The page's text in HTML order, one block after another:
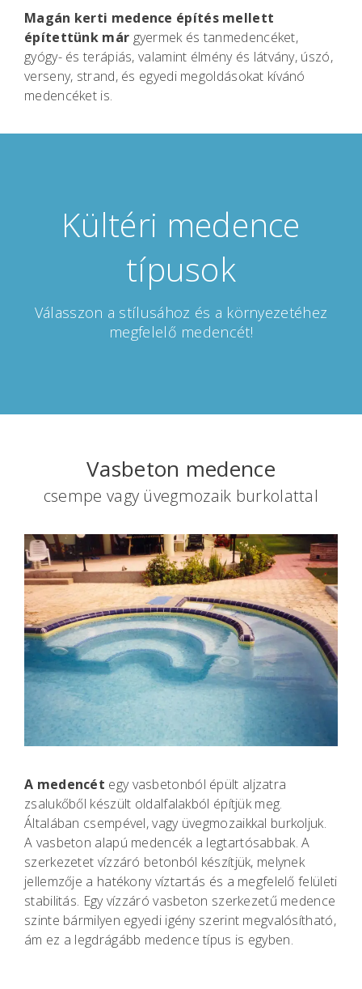
Magán kerti medence építés mellett
építettünk már gyermek és tanmedencéket,
gyógy- és terápiás, valamint élmény és látvány, úszó,
verseny, strand, és egyedi megoldásokat kívánó
medencéket is.
Kültéri medence
típusok
Válasszon a stílusához és a környezetéhez
megfelelő medencét!
Vasbeton medence
csempe vagy üvegmozaik burkolattal
A medencét egy vasbetonból épült aljzatra
zsalukőből készült oldalfalakból építjük meg.
Általában csempével, vagy üvegmozaikkal burkoljuk.
A vasbeton alapú medencék a legtartósabbak. A
szerkezetet vízzáró betonból készítjük, melynek
jellemzője a hatékony víztartás és a megfelelő felületi
stabilitás. Egy vízzáró vasbeton szerkezetű medence
szinte bármilyen egyedi igény szerint megvalósítható,
ám ez a legdrágább medence típus is egyben.